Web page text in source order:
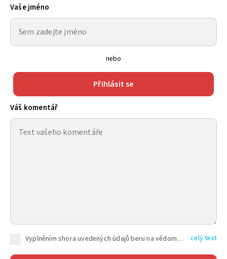
Vaše jméno
nebo
Přihlásit se
Váš komentář
Vyplněním shora uvedených údajů beru na vědomí, že společnost TEXT FACTORY s.r.o., sídlem Brno, Durďákova 336/29, Černá Pole, PSČ: 613 00, IČ: 06157831, zapsané u Krajského soudu v Brně, oddíl C, vložka 100399, bude zpracovávat mé osobní údaje uvedené v rámci mnou vyplněného registračního formuláře na základě oprávněných zájmů TEXT FACTORY s.r.o. dle čl. 6 odst. 1 písm. f) GDPR a pro splnění právních povinností (čl. 6 odst. 1 písm. c) GDPR), a to pro tyto účely: nezbytnost zajistit oprávnění návštěvníka webových stránek provozovaných společností TEXT FACTORY s.r.o. přispívat aktivně ke zveřejněným článkům nebo v rámci diskusních fór a výkon práv TEXT FACTORY s.r.o. jako administrátora těchto diskusních fór. Více informací o zpracování osobních údajů a právech lze nalézt v celý text